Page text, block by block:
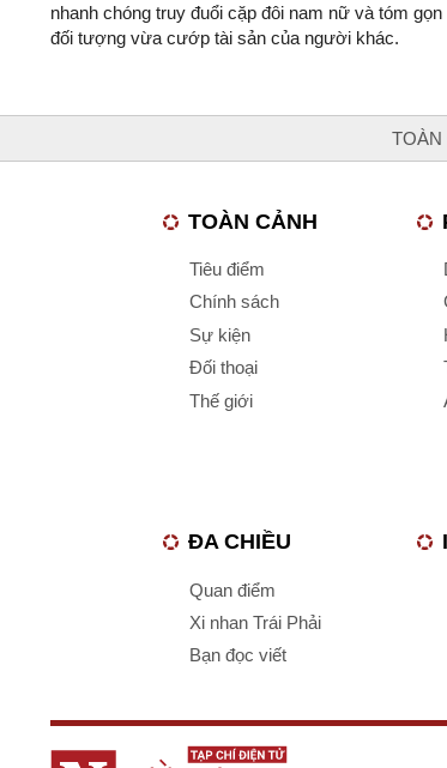
nhanh chóng truy đuổi cặp đôi nam nữ và tóm gọn
đối tượng vừa cướp tài sản của người khác.
TOÀN
TOÀN CẢNH
Tiêu điểm
Chính sách
Sự kiện
Đối thoại
Thế giới
ĐA CHIỀU
Quan điểm
Xi nhan Trái Phải
Bạn đọc viết